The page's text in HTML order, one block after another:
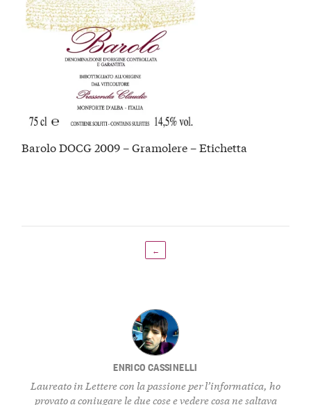
Barolo DOCG 2009 – Gramolere – Etichetta
←
ENRICO CASSINELLI
Laureato in Lettere con la passione per l’informatica, ho
provato a coniugare le due cose e vedere cosa ne saltava